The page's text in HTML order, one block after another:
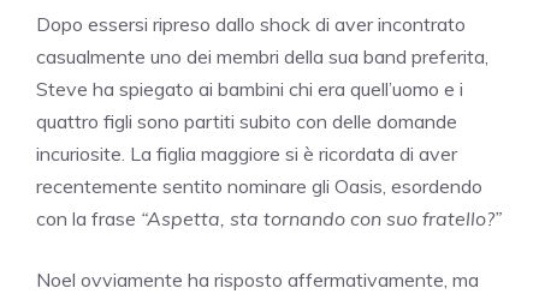
Dopo essersi ripreso dallo shock di aver incontrato
casualmente uno dei membri della sua band preferita,
Steve ha spiegato ai bambini chi era quell’uomo e i
quattro figli sono partiti subito con delle domande
incuriosite. La figlia maggiore si è ricordata di aver
recentemente sentito nominare gli Oasis, esordendo
con la frase “Aspetta, sta tornando con suo fratello?”
Noel ovviamente ha risposto affermativamente, ma